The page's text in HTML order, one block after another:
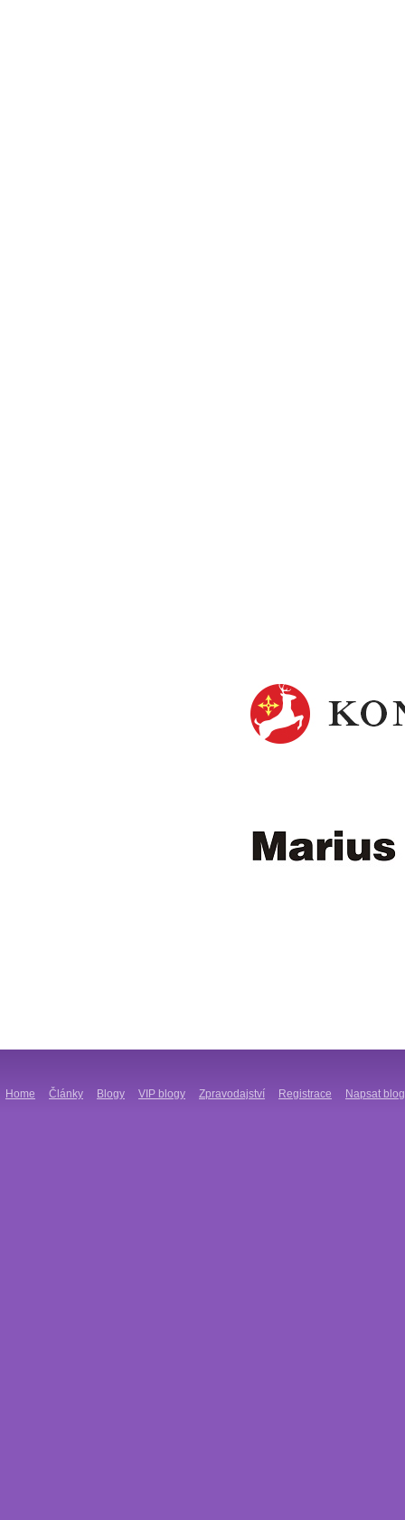
Home Články Blogy VIP blogy Zpravodajství Registrace Napsat blog